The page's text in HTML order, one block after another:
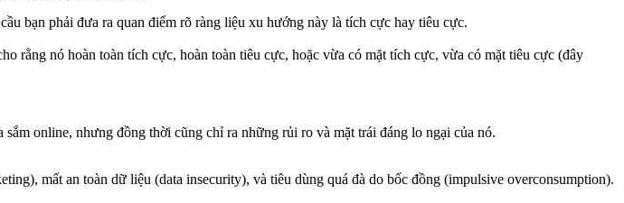
bạn phải đưa ra quan điểm rõ ràng liệu xu hướng này là tích cực hay tiêu cực.
rằng nó hoàn toàn tích cực, hoàn toàn tiêu cực, hoặc vừa có mặt tích cực, vừa có mặt tiêu cực (đây
online, nhưng đồng thời cũng chỉ ra những rủi ro và mặt trái đáng lo ngại của nó.
mất an toàn dữ liệu (data insecurity), và tiêu dùng quá đà do bốc đồng (impulsive overconsumption).